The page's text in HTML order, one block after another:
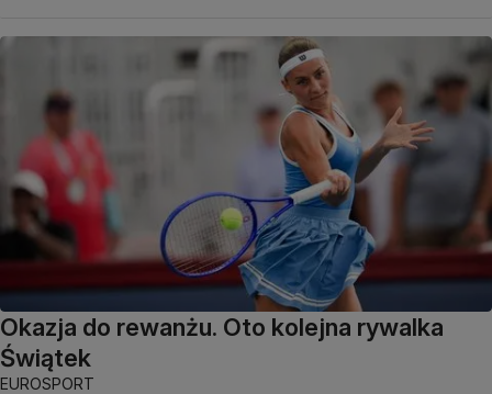
Okazja do rewanżu. Oto kolejna rywalka
Świątek
EUROSPORT